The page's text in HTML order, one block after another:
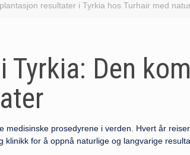
resultater i Tyrkia hos Turhair med
Tyrkia: Den
prosedyrene i verden. Hvert år
for å oppnå naturlige og langvarige